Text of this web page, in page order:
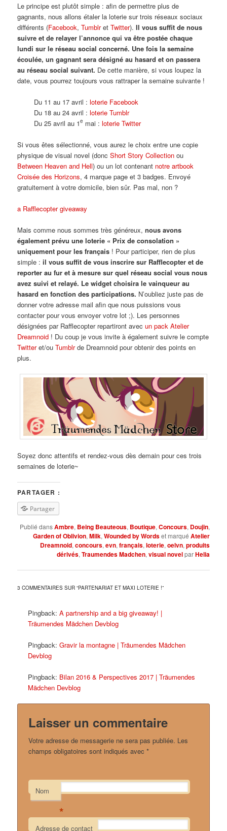
Le principe est plutôt simple : afin de permettre plus de
gagnants, nous allons étaler la loterie sur trois réseaux sociaux
différents (Facebook,TumblretTwitter).Il vous suffit de nous
suivre et de relayer l’annonce qui va être postée chaque
lundi sur le réseau social concerné. Une fois la semaine
écoulée, un gagnant sera désigné au hasard et on passera
au réseau social suivant. De cette manière, si vous loupez la
date, vous pourrez toujours vous rattraper la semaine suivante !
Du 11 au 17 avril : loterie Facebook
Du 18 au 24 avril : loterie Tumblr
Du 25 avril au 1e mai : loterie Twitter
Si vous êtes sélectionné, vous aurez le choix entre une copie
physique de visual novel (doncShort Story Collection ou
Between Heaven and Hell) ou un lot contenant notre artbook
Croisée des Horizons, 4 marque page et 3 badges. Envoyé
gratuitement à votre domicile, bien sûr. Pas mal, non ?
a Rafflecopter giveaway
Mais comme nous sommes très généreux,nous avons
également prévu une loterie « Prix de consolation »
uniquement pour les français ! Pour participer, rien de plus
simple : il vous suffit de vous inscrire sur Rafflecopter et de
reporter au fur et à mesure sur quel réseau social vous nous
avez suivi et relayé. Le widget choisira le vainqueur au
hasard en fonction des participations. N’oubliez juste pas de
donner votre adresse mail afin que nous puissions vous
contacter pour vous envoyer votre lot ;). Les personnes
désignées par Rafflecopter repartiront avec un pack Atelier
Dreamnoid ! Du coup je vous invite à également suivre le compte
Twitteret/ouTumblrde Dreamnoid pour obtenir des points en
plus.
Soyez donc attentifs et rendez-vous dès demain pour ces trois
semaines de loterie~
PARTAGER :
Partager
Publié dansAmbre, Being Beauteous, Boutique,Concours, Doujin,
Garden of Oblivion,Milk,Wounded by Wordset marqué Atelier
Dreamnoid,concours,evn,français,loterie,oelvn,produits
dérivés,Traumendes Madchen,visual novelparHelia
3 COMMENTAIRES SUR “PARTENARIAT ET MAXI LOTERIE !”
Pingback:A partnership and a big giveaway! |
Träumendes Mädchen Devblog
Pingback:Gravir la montagne | Träumendes Mädchen
Devblog
Pingback: Bilan 2016 & Perspectives 2017 | Träumendes
Mädchen Devblog
Laisser un commentaire
Votre adresse de messagerie ne sera pas publiée. Les
champs obligatoires sont indiqués avec*
Nom
*
Adresse de contact